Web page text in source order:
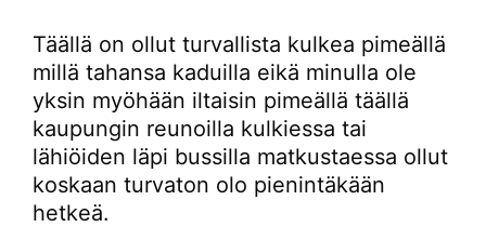
Täällä on ollut turvallista kulkea pimeällä
millä tahansa kaduilla eikä minulla ole
yksin myöhään iltaisin pimeällä täällä
kaupungin reunoilla kulkiessa tai
lähiöiden läpi bussilla matkustaessa ollut
koskaan turvaton olo pienintäkään
hetkeä.